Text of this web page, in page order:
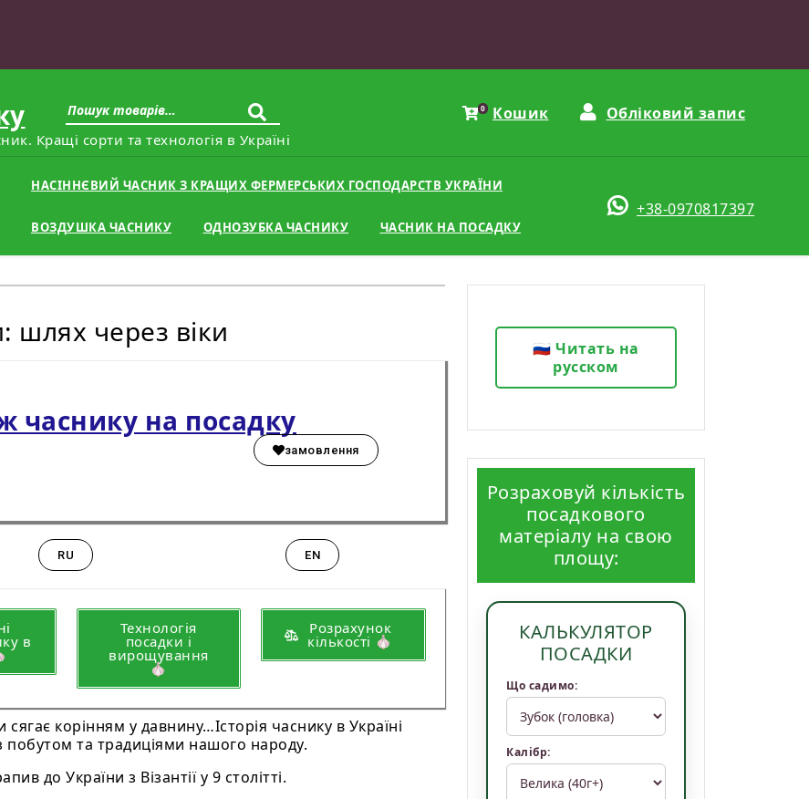
Кращі сорти та технологія в Україні
0 Кошик Обліковий запис
НАСІННЄВИЙ ЧАСНИК З КРАЩИХ ФЕРМЕРСЬКИХ ГОСПОДАРСТВ УКРАЇНИ
ВОЗДУШКА ЧАСНИКУ ОДНОЗУБКА ЧАСНИКУ ЧАСНИК НА ПОСАДКУ
+38-0970817397
шлях через віки
часнику на посадку
замовлення
RU EN
в
Технологія
посадки і
вирощування
🧄
Розрахунок
кількості 🧄
сягає корінням у давнину…Історія часнику в Україні
побутом та традиціями нашого народу.
до України з Візантії у 9 столітті.
🇷🇺 Читать на
русском
Розраховуй кількість
посадкового
матеріалу на свою
площу:
КАЛЬКУЛЯТОР
ПОСАДКИ
Що садимо:
Калібр: